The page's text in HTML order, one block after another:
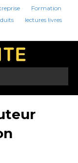
Formation
lectures livres